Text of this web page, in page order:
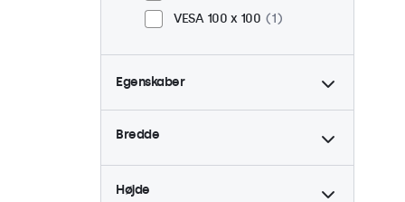
VESA 100 x 100
1
Egenskaber
4:3 / 5:4
0
Dæmpbar
1
Bredde
Højde